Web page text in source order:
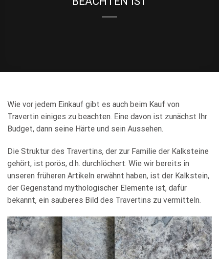
Wie vor jedem Einkauf gibt es auch beim Kauf von
Travertin einiges zu beachten. Eine davon ist zunächst Ihr
Budget, dann seine Härte und sein Aussehen.
Die Struktur des Travertins, der zur Familie der Kalksteine
gehört, ist porös, d.h. durchlöchert. Wie wir bereits in
unseren früheren Artikeln erwähnt haben, ist der Kalkstein,
der Gegenstand mythologischer Elemente ist, dafür
bekannt, ein sauberes Bild des Travertins zu vermitteln.